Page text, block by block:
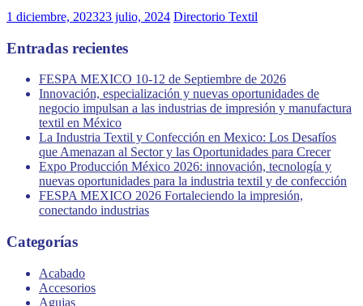
1 diciembre, 202323 julio, 2024 Directorio Textil
Entradas recientes
FESPA MEXICO 10-12 de Septiembre de 2026
Innovación, especialización y nuevas oportunidades de
negocio impulsan a las industrias de impresión y manufactura
textil en México
La Industria Textil y Confección en Mexico: Los Desafíos
que Amenazan al Sector y las Oportunidades para Crecer
Expo Producción México 2026: innovación, tecnología y
nuevas oportunidades para la industria textil y de confección
FESPA MEXICO 2026 Fortaleciendo la impresión,
conectando industrias
Categorías
Acabado
Accesorios
Agujas